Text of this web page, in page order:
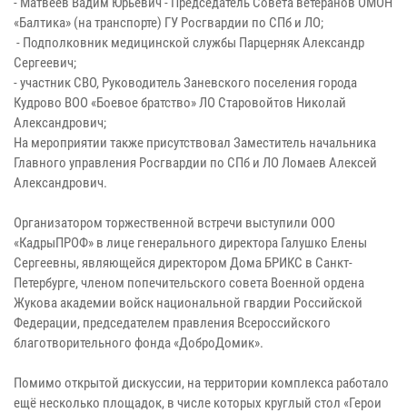
«Балтика» (на транспорте) ГУ Росгвардии по СПб и ЛО;
- Подполковник медицинской службы Парцерняк Александр
Сергеевич;
- участник СВО, Руководитель Заневского поселения города
Кудрово ВОО «Боевое братство» ЛО Старовойтов Николай
Александрович;
На мероприятии также присутствовал Заместитель начальника
Главного управления Росгвардии по СПб и ЛО Ломаев Алексей
Александрович.
Организатором торжественной встречи выступили ООО
«КадрыПРОФ» в лице генерального директора Галушко Елены
Сергеевны, являющейся директором Дома БРИКС в Санкт-
Петербурге, членом попечительского совета Военной ордена
Жукова академии войск национальной гвардии Российской
Федерации, председателем правления Всероссийского
благотворительного фонда «ДоброДомик».
Помимо открытой дискуссии, на территории комплекса работало
ещё несколько площадок, в числе которых круглый стол «Герои